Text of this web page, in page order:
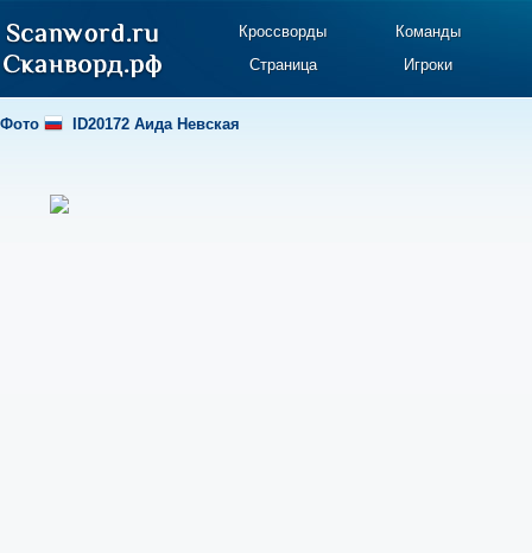
Кроссворды
Команды
Страница
Игроки
Фото ID20172 Аида Невская